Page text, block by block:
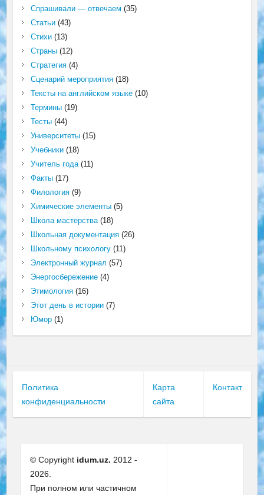
Спрашивали — отвечаем (35)
Статьи(43)
Стихи(13)
Страны(12)
Стратегия(4)
Сценарий мероприятия(18)
Тексты на английском языке(10)
Термины(19)
Тесты(44)
Университеты(15)
Учебники(18)
Учитель года(11)
Факты(17)
Филология(9)
Химические элементы(5)
Школа мастерства(18)
Школьная документация(26)
Школьному психологу(11)
Электронный журнал (57)
Энергосбережение(4)
Этимология(16)
Этот день в истории(7)
Юмор(1)
Политика
конфиденциальности
Карта
сайта
Контакт
© Copyright idum.uz. 2012 -
2026.
При полном или частичном